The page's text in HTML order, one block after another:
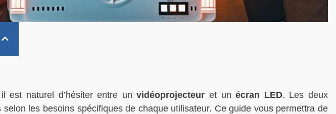
est naturel d’hésiter entre unvidéoprojecteur et unécran LED. Les deux
les besoins spécifiques de chaque utilisateur. Ce guide vous permettra de